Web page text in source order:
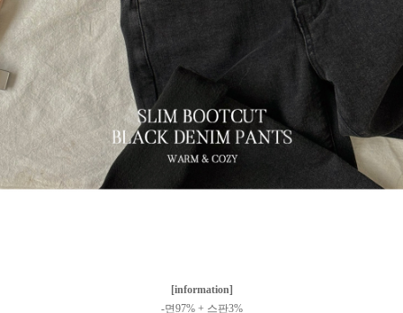
[information]
-면97% + 스판3%